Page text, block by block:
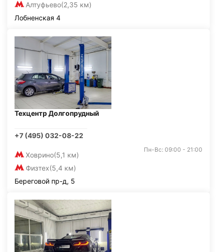
Алтуфьево(2,35 км)
Лобненская 4
Техцентр Долгопрудный
+7 (495) 032-08-22
Ховрино(5,1 км)
Физтех(5,4 км)
Пн-Вс: 09:00 - 21:00
Береговой пр-д, 5